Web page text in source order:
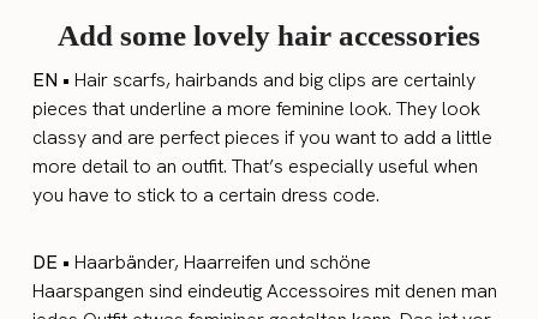
Add some lovely hair accessories
EN •Hair scarfs, hairbands and big clips are certainly
pieces that underline a more feminine look. They look
classy and are perfect pieces if you want to add a little
more detail to an outfit. That’s especially useful when
you have to stick to a certain dress code.
DE •Haarbänder, Haarreifen und schöne
Haarspangen sind eindeutig Accessoires mit denen man